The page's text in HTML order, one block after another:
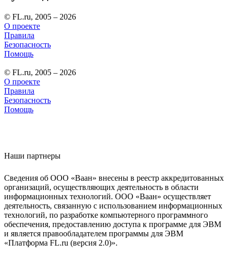
© FL.ru, 2005 – 2026
О проекте
Правила
Безопасность
Помощь
© FL.ru, 2005 – 2026
О проекте
Правила
Безопасность
Помощь
Наши партнеры
Сведения об ООО «Ваан» внесены в реестр аккредитованных
организаций, осуществляющих деятельность в области
информационных технологий. ООО «Ваан» осуществляет
деятельность, связанную с использованием информационных
технологий, по разработке компьютерного программного
обеспечения, предоставлению доступа к программе для ЭВМ
и является правообладателем программы для ЭВМ
«Платформа FL.ru (версия 2.0)».